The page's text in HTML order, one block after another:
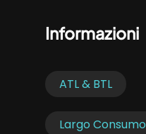
Informazioni
ATL & BTL
Largo Consumo